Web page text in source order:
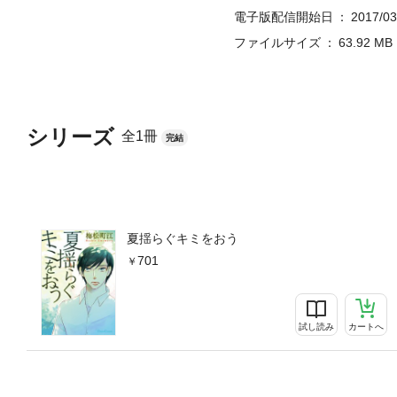
シリーズ 全1冊 完結
夏揺らぐキミをおう
701
試し読み カートへ
電子版配信開始日
2017/
ファイルサイズ
63.92 MB